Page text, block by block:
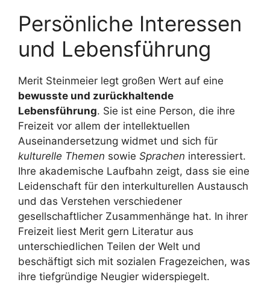
Persönliche Interessen
und Lebensführung
Merit Steinmeier legt großen Wert auf eine
bewusste und zurückhaltende
Lebensführung. Sie ist eine Person, die ihre
Freizeit vor allem der intellektuellen
Auseinandersetzung widmet und sich für
kulturelle Themen sowie Sprachen interessiert.
Ihre akademische Laufbahn zeigt, dass sie eine
Leidenschaft für den interkulturellen Austausch
und das Verstehen verschiedener
gesellschaftlicher Zusammenhänge hat. In ihrer
Freizeit liest Merit gern Literatur aus
unterschiedlichen Teilen der Welt und
beschäftigt sich mit sozialen Fragezeichen, was
ihre tiefgründige Neugier widerspiegelt.